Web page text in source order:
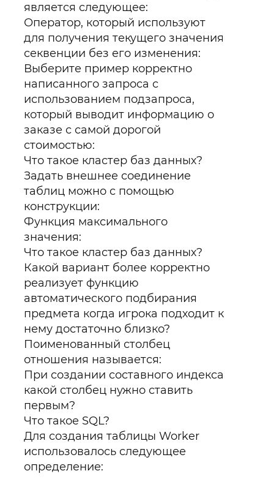
является следующее:
Оператор, который используют
для получения текущего значения
секвенции без его изменения:
Выберите пример корректно
написанного запроса с
использованием подзапроса,
который выводит информацию о
заказе с самой дорогой
стоимостью:
Что такое кластер баз данных?
Задать внешнее соединение
таблиц можно с помощью
конструкции:
Функция максимального
значения:
Что такое кластер баз данных?
Какой вариант более корректно
реализует функцию
автоматического подбирания
предмета когда игрока подходит к
нему достаточно близко?
Поименованный столбец
отношения называется:
При создании составного индекса
какой столбец нужно ставить
первым?
Что такое SQL?
Для создания таблицы Worker
использовалось следующее
определение: